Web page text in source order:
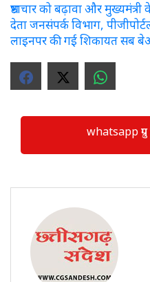
भ्रष्टाचार को बढ़ावा और
देता जनसंपर्क विभाग,
लाइनपर की गई शिकायत सब
whatsapp